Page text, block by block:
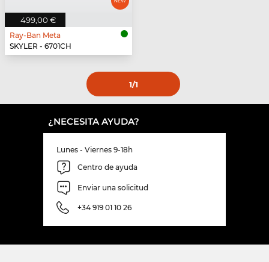
499,00 €
Ray-Ban Meta
SKYLER - 6701CH
1/1
¿NECESITA AYUDA?
Lunes - Viernes 9-18h
Centro de ayuda
Enviar una solicitud
+34 919 01 10 26